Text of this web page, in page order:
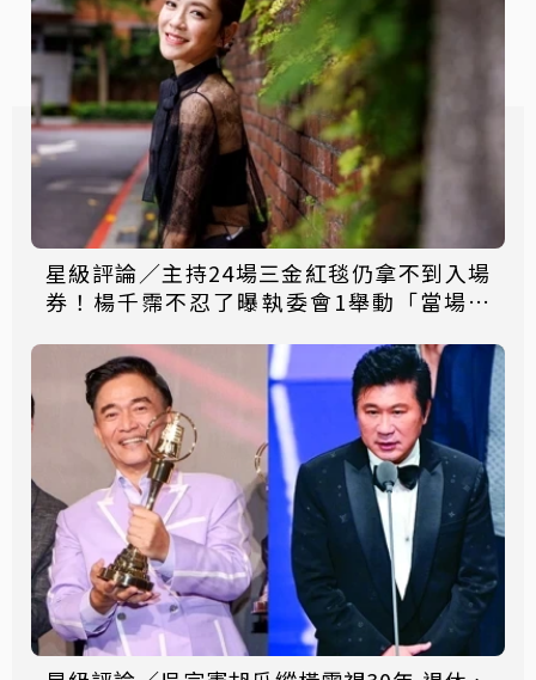
星級評論／主持24場三金紅毯仍拿不到入場
券！楊千霈不忍了曝執委會1舉動「當場爆